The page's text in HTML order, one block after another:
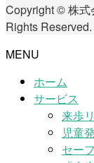
Copyright © 株式
Rights Reserved.
MENU
ホーム
サービス
来歩
児童
セー